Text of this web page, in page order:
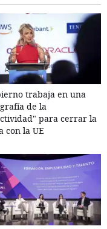
trabaja en una
de la
para cerrar la
con la UE